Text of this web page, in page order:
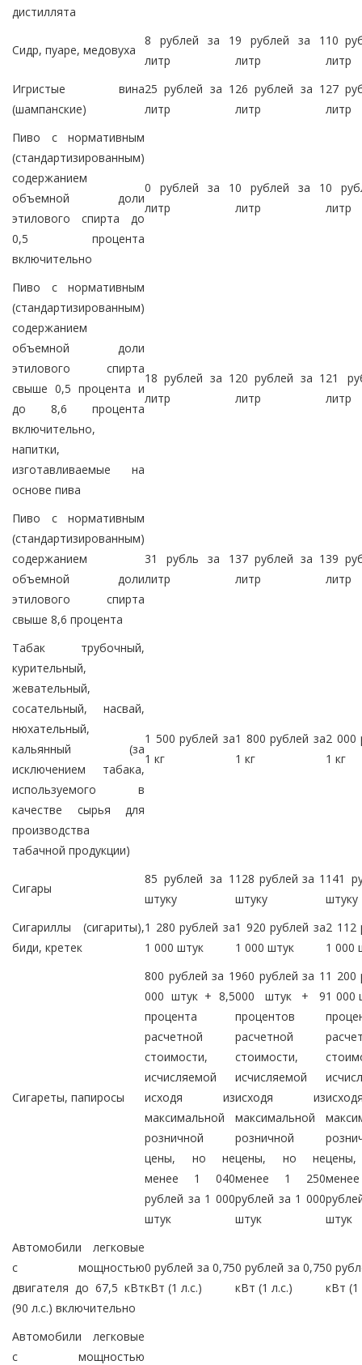
дистиллята
Сидр, пуаре, медовуха
8 рублей за 1
литр
9 рублей за 1
литр
10
литр
Игристые вина
(шампанские)
25 рублей за 1
литр
26 рублей за 1
литр
27
литр
Пиво с нормативным
(стандартизированным)
содержанием
объемной доли
этилового спирта до
0,5 процента
включительно
0 рублей за 1
литр
0 рублей за 1
литр
0
литр
Пиво с нормативным
(стандартизированным)
содержанием
объемной доли
этилового спирта
свыше 0,5 процента и
до 8,6 процента
включительно,
напитки,
изготавливаемые на
основе пива
18 рублей за 1
литр
20 рублей за 1
литр
21
литр
Пиво с нормативным
(стандартизированным)
содержанием
объемной доли
этилового спирта
свыше 8,6 процента
31 рубль за 1
литр
37 рублей за 1
литр
39
литр
Табак трубочный,
курительный,
жевательный,
сосательный, насвай,
нюхательный,
кальянный (за
исключением табака,
используемого в
качестве сырья для
производства
табачной продукции)
1 500 рублей за
1 кг
1 800 рублей за
1 кг
2 000
1 кг
Сигары
85 рублей за 1
штуку
128 рублей за 1
штуку
141
штуку
Сигариллы (сигариты),
биди, кретек
1 280 рублей за
1 000 штук
1 920 рублей за
1 000 штук
2 112
1 000
Сигареты, папиросы
800 рублей за 1
000 штук + 8,5
процента
расчетной
стоимости,
исчисляемой
исходя из
максимальной
розничной
цены, но не
менее 1 040
рублей за 1 000
штук
960 рублей за 1
000 штук + 9
процентов
расчетной
стоимости,
исчисляемой
исходя из
максимальной
розничной
цены, но не
менее 1 250
рублей за 1 000
штук
1 200
1 000
штук
Автомобили легковые
с мощностью
двигателя до 67,5 кВт
(90 л.с.) включительно
0 рублей за 0,75
кВт (1 л.с.)
0 рублей за 0,75
кВт (1 л.с.)
0
кВт (1
Автомобили легковые
с мощностью